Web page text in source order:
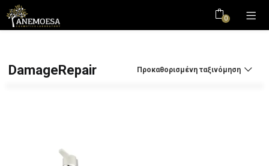
0
DamageRepair Προκαθορισμένη ταξινόμηση